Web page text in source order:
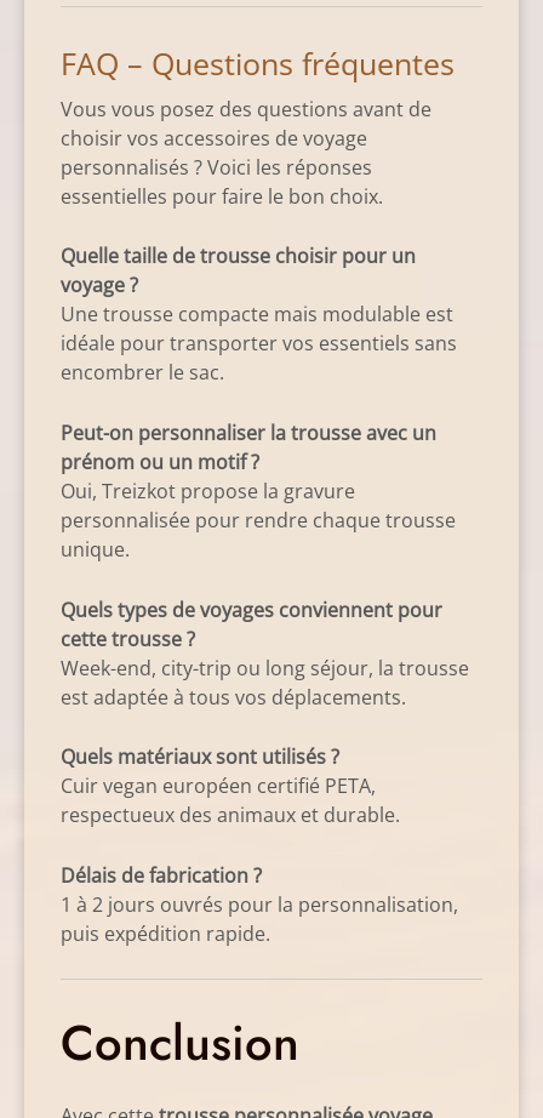
FAQ – Questions fréquentes
Vous vous posez des questions avant de
choisir vos accessoires de voyage
personnalisés ? Voici les réponses
essentielles pour faire le bon choix.
Quelle taille de trousse choisir pour un
voyage ?
Une trousse compacte mais modulable est
idéale pour transporter vos essentiels sans
encombrer le sac.
Peut-on personnaliser la trousse avec un
prénom ou un motif ?
Oui, Treizkot propose la gravure
personnalisée pour rendre chaque trousse
unique.
Quels types de voyages conviennent pour
cette trousse ?
Week-end, city-trip ou long séjour, la trousse
est adaptée à tous vos déplacements.
Quels matériaux sont utilisés ?
Cuir vegan européen certifié PETA,
respectueux des animaux et durable.
Délais de fabrication ?
1 à 2 jours ouvrés pour la personnalisation,
puis expédition rapide.
Conclusion